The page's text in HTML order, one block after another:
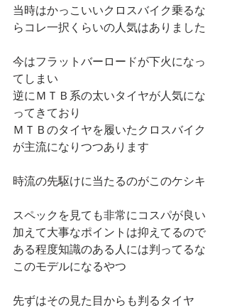
当時はかっこいいクロスバイク乗るな
らコレ一択くらいの人気はありました
今はフラットバーロードが下火になっ
てしまい
逆にＭＴＢ系の太いタイヤが人気にな
ってきており
ＭＴＢのタイヤを履いたクロスバイク
が主流になりつつあります
時流の先駆けに当たるのがこのケシキ
スペックを見ても非常にコスパが良い
加えて大事なポイントは抑えてるので
ある程度知識のある人には判ってるな
このモデルになるやつ
先ずはその見た目からも判るタイヤ